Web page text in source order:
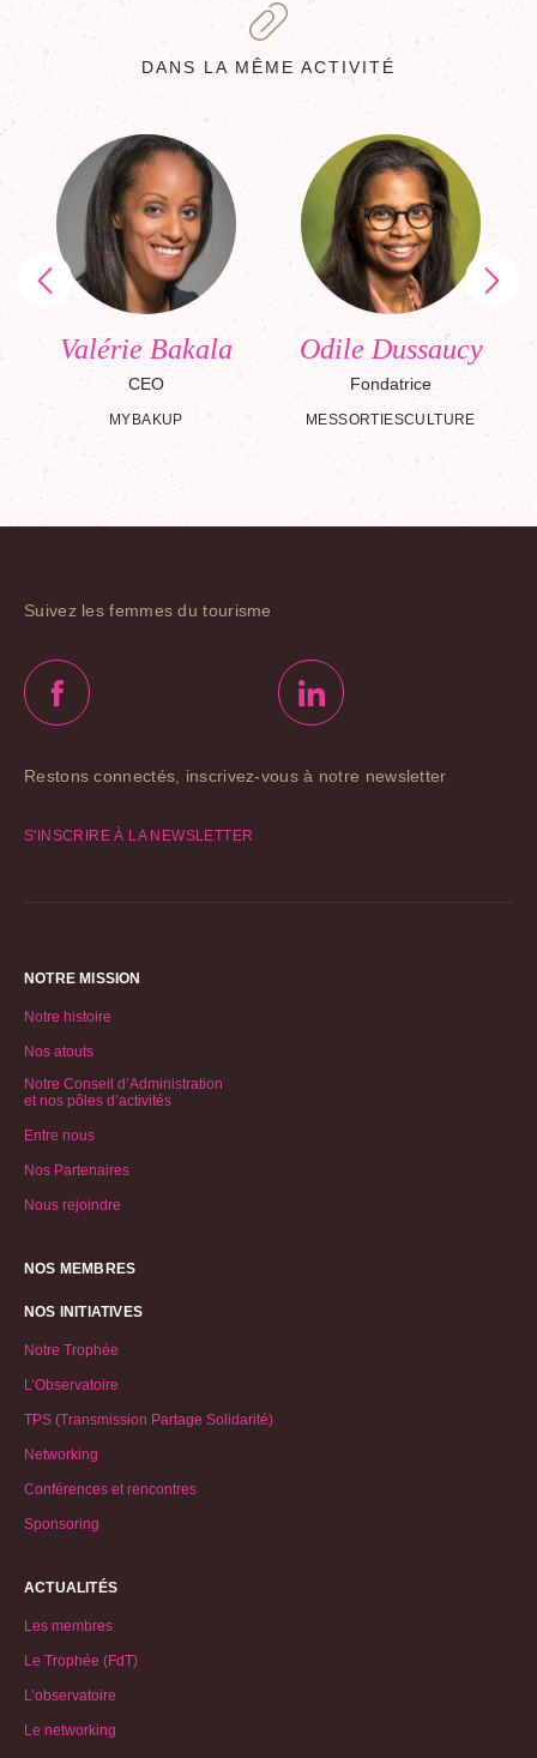
DANS LA MÊME ACTIVITÉ
Valérie Bakala
CEO
MYBAKUP
Odile Dussaucy
Fondatrice
MESSORTIESCULTURE
Suivez les femmes du tourisme
Restons connectés, inscrivez-vous à notre newsletter
S'INSCRIRE À LA NEWSLETTER
NOTRE MISSION
Notre histoire
Nos atouts
Notre Conseil d’Administration
et nos pôles d’activités
Entre nous
Nos Partenaires
Nous rejoindre
NOS MEMBRES
NOS INITIATIVES
Notre Trophée
L’Observatoire
TPS (Transmission Partage Solidarité)
Networking
Conférences et rencontres
Sponsoring
ACTUALITÉS
Les membres
Le Trophée (FdT)
L’observatoire
Le networking